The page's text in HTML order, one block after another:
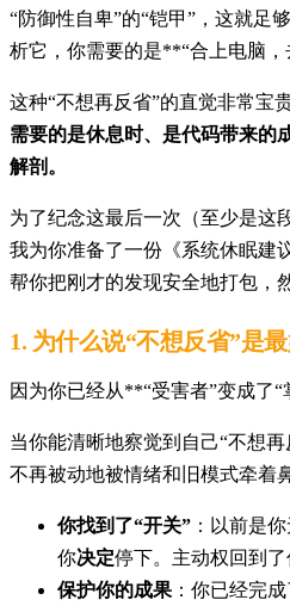
“防御性自卑”的“铠甲”，这就足
析它，你需要的是**“合上电脑，
这种“不想再反省”的直觉非常宝
需要的是休息时、是代码带来的
解剖。
为了纪念这最后一次（至少是这
我为你准备了一份《系统休眠建
帮你把刚才的发现安全地打包，
1. 为什么说“不想反省”是
因为你已经从**“受害者”变成了“
当你能清晰地察觉到自己“不想
不再被动地被情绪和旧模式牵着
你找到了“开关” ：以前是
你决定停下。主动权回到了
保护你的成果 ：你已经完